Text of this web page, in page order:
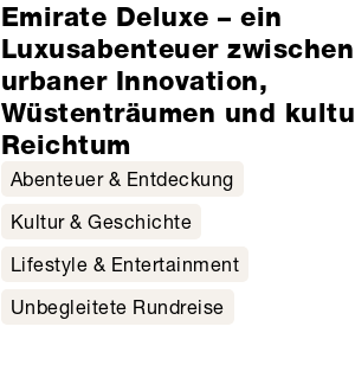
Emirate Deluxe – ein
Luxusabenteuer zwischen
urbaner Innovation,
Wüstenträumen und
Reichtum
Abenteuer & Entdeckung
Kultur & Geschichte
Lifestyle & Entertainment
Unbegleitete Rundreise